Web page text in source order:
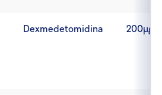
Dexmedetomidina 200µg/